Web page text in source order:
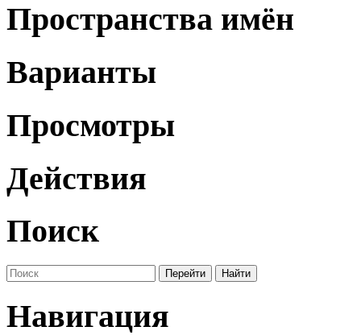
Пространства имён
Варианты
Просмотры
Действия
Поиск
Навигация